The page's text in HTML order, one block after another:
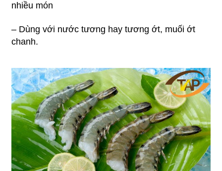
nhiều món
– Dùng với nước tương hay tương ớt, muối ớt
chanh.